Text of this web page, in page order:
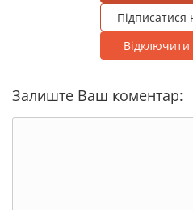
Підписатися
Залиште Ваш коментар: